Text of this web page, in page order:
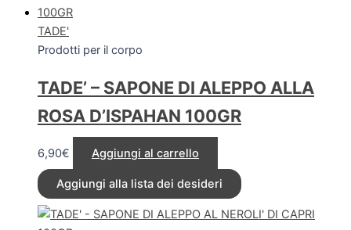
TADE'
Prodotti per il corpo
TADE’ – SAPONE DI ALEPPO ALLA
ROSA D’ISPAHAN 100GR
6,90€ Aggiungi al carrello
Aggiungi alla lista dei desideri